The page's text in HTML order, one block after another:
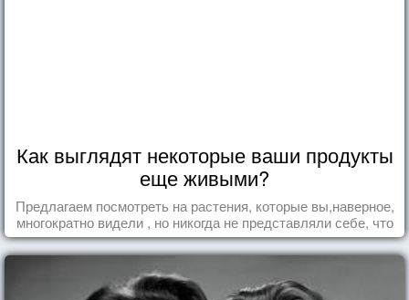
Как выглядят некоторые ваши продукты
еще живыми?
Предлагаем посмотреть на растения, которые вы,наверное,
многократно видели , но никогда не представляли себе, что
употребляете их в пищу.